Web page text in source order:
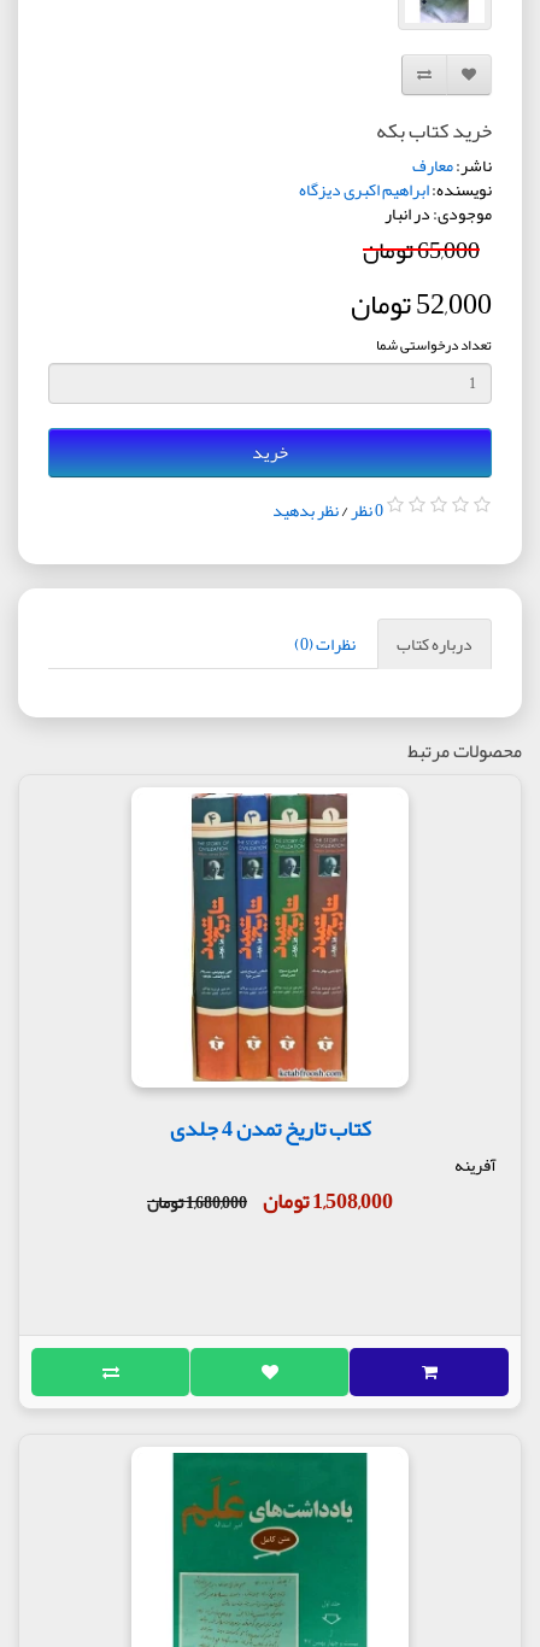
افزودن به لیست دلخواه
مقایسه این محصول
خرید کتاب بکه
ناشر:معارف
نویسنده:ابراهیم اکبری دیزگاه
موجودی: در انبار
65,000 تومان
52,000 تومان
تعداد درخواستی شما
خرید
0 نظر /نظر بدهید
درباره کتاب نظرات (0)
محصولات مرتبط
کتاب تاریخ تمدن 4 جلدی
آفرینه
1,508,000 تومان 1,680,000 تومان